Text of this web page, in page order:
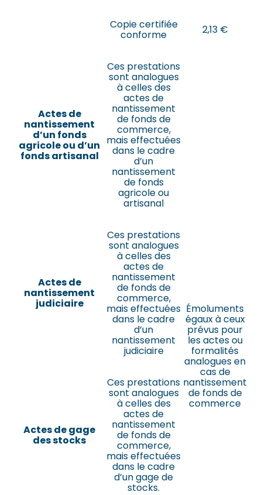
Copie certifiée
conforme 2,13 €
Actes de
nantissement
d’un fonds
agricole ou d’un
fonds artisanal
Ces prestations
sont analogues
à celles des
actes de
nantissement
de fonds de
commerce,
mais effectuées
dans le cadre
d’un
nantissement
de fonds
agricole ou
artisanal
Émoluments
égaux à ceux
prévus pour
les actes ou
formalités
analogues en
cas de
nantissement
de fonds de
commerce
Actes de
nantissement
judiciaire
Ces prestations
sont analogues
à celles des
actes de
nantissement
de fonds de
commerce,
mais effectuées
dans le cadre
d’un
nantissement
judiciaire
Actes de gage
des stocks
Ces prestations
sont analogues
à celles des
actes de
nantissement
de fonds de
commerce,
mais effectuées
dans le cadre
d’un gage de
stocks.